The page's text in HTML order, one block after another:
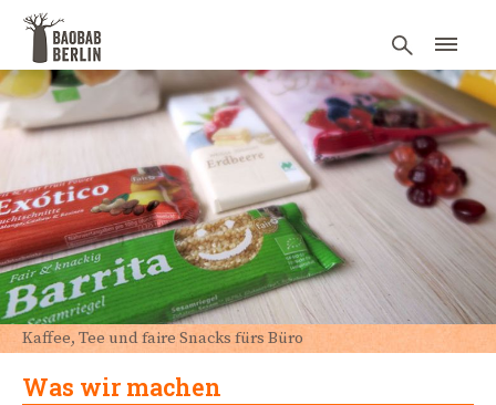
Kaffee, Tee und faire Snacks fürs Büro
Was wir machen